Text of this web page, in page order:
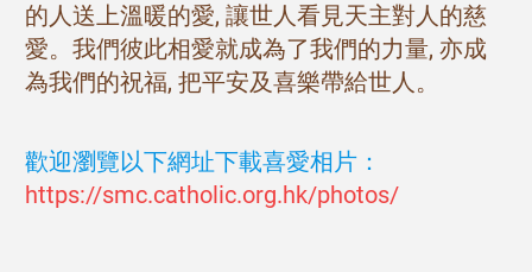
的人送上溫暖的愛, 讓世人看見天主對人的慈
愛。我們彼此相愛就成為了我們的力量, 亦成
為我們的祝福, 把平安及喜樂帶給世人。
歡迎瀏覽以下網址下載喜愛相片：
https://smc.catholic.org.hk/photos/